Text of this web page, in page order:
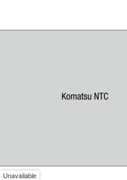
Unavailable